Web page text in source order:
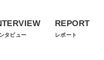
タビュー
REPORT
レポート